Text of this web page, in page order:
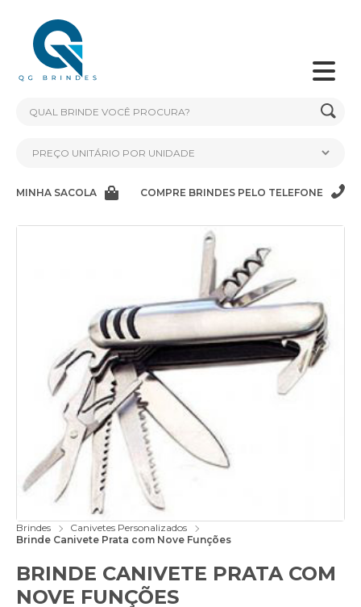
MINHA SACOLA COMPRE BRINDES PELO TELEFONE
Brindes
Canivetes Personalizados
Brinde Canivete Prata com Nove Funções
BRINDE CANIVETE PRATA COM
NOVE FUNÇÕES